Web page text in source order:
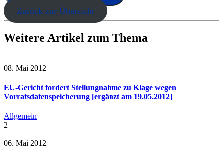
Zurück zur Übersicht
Weitere Artikel zum Thema
08. Mai 2012
EU-Gericht fordert Stellungnahme zu Klage wegen
Vorratsdatenspeicherung [ergänzt am 19.05.2012]
Allgemein
2
06. Mai 2012